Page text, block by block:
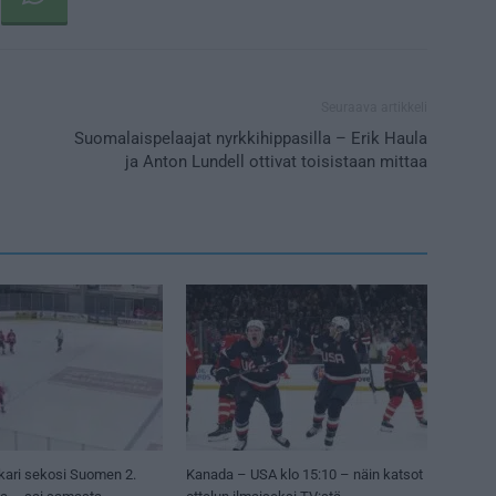
Suomalaispelaajat nyrkkihippasilla – Erik Haula
ja Anton Lundell ottivat toisistaan mittaa
sekosi Suomen 2.
Kanada – USA klo 15:10 – näin katsot